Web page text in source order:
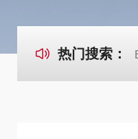
热门搜索：